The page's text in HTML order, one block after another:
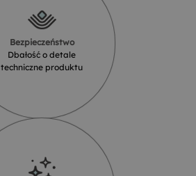
Bezpieczeństwo
Dbałość o detale
techniczne produktu